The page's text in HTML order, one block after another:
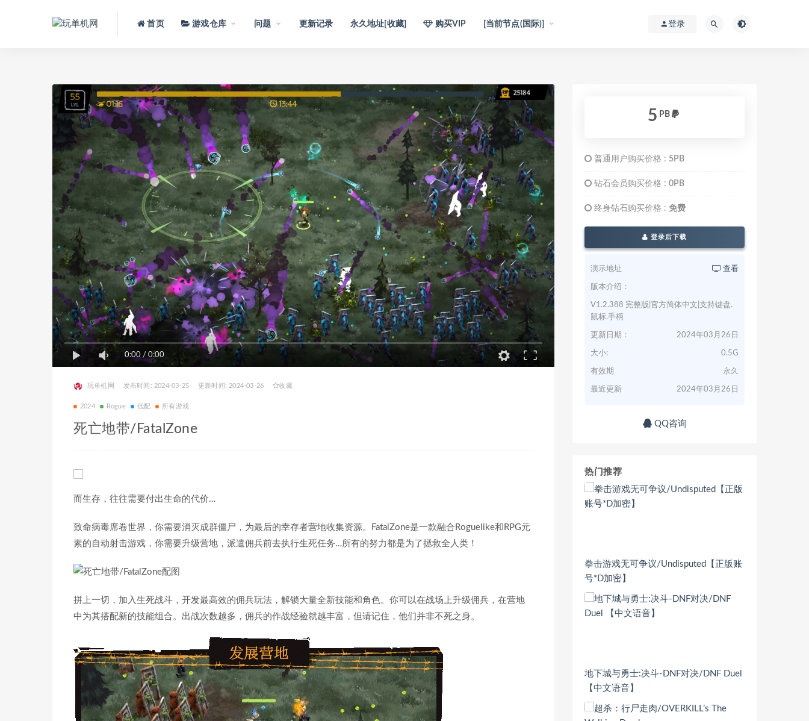
首页 游戏仓库 问题 更新记录 永久地址[收藏] 购买VIP [当前节点(国际)] 登录
0:00 / 0:00
玩单机网 发布时间: 2024-03-25 更新时间: 2024-03-26 收藏
2024 Rogue 低配 所有游戏
死亡地带/FatalZone
而生存，往往需要付出生命的代价…
致命病毒席卷世界，你需要消灭成群僵尸，为最后的幸存者营地收集资源。FatalZone是一款融合Roguelike和RPG元
素的自动射击游戏，你需要升级营地，派遣佣兵前去执行生死任务…所有的努力都是为了拯救全人类！
拼上一切，加入生死战斗，开发最高效的佣兵玩法，解锁大量全新技能和角色。你可以在战场上升级佣兵，在营地
中为其搭配新的技能组合。出战次数越多，佣兵的作战经验就越丰富，但请记住，他们并非不死之身。
5 PB
普通用户购买价格 : 5PB
钻石会员购买价格 : 0PB
终身钻石购买价格 : 免费
登录后下载
演示地址 查看
版本介绍：
V1.2.388 完整版|官方简体中文|支持键盘.
鼠标.手柄
更新日期： 2024年03月26日
大小: 0.5G
有效期 永久
最近更新 2024年03月26日
QQ咨询
热门推荐
拳击游戏无可争议/Undisputed【正版账
号*D加密】
地下城与勇士:决斗-DNF对决/DNF Duel
【中文语音】